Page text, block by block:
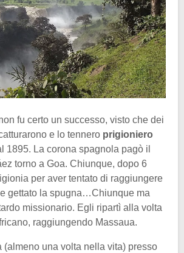
fu certo un successo, visto che dei
e lo tennero prigioniero
1895. La corona spagnola pagò il
torno a Goa. Chiunque, dopo 6
per aver tentato di raggiungere
gettato la spugna…Chiunque ma
missionario. Egli ripartì alla volta
raggiungendo Massaua.
(almeno una volta nella vita) presso